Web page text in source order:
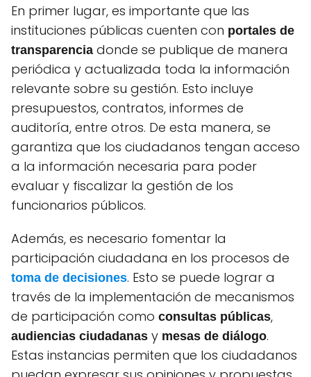
En primer lugar, es importante que las
instituciones públicas cuenten con portales de
transparencia donde se publique de manera
periódica y actualizada toda la información
relevante sobre su gestión. Esto incluye
presupuestos, contratos, informes de
auditoría, entre otros. De esta manera, se
garantiza que los ciudadanos tengan acceso
a la información necesaria para poder
evaluar y fiscalizar la gestión de los
funcionarios públicos.
Además, es necesario fomentar la
participación ciudadana en los procesos de
toma de decisiones. Esto se puede lograr a
través de la implementación de mecanismos
de participación como consultas públicas,
audiencias ciudadanas y mesas de diálogo.
Estas instancias permiten que los ciudadanos